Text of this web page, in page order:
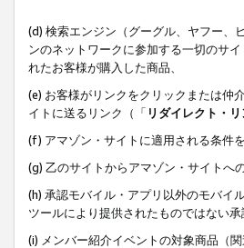
(d) 検索エンジン（グーグル、ヤフー、
ンのネットワークに参加する一切のサ
れたお客様が購入した商品、
(e) お客様がリンクをクリックまたは仲
イトに送るリンク（「 リダイレクト・リ
(f) アマゾン・サイトに適用される条件
(g) 乙のサイトからアマゾン・サイトへ
(h) 承認モバイル・アプリ以外のモバイ
ツールにより提供されたものではない
(i) メンバー紹介イベントの対象商品（